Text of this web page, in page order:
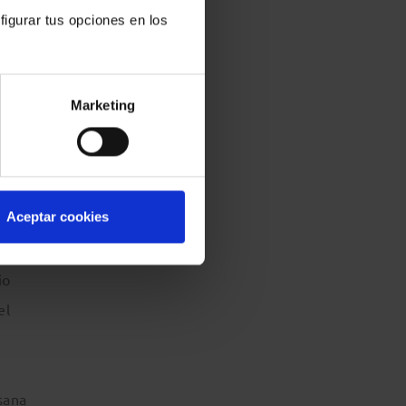
tus opciones en los
Marketing
Aceptar cookies